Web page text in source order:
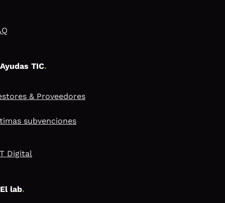
Ayudas TIC.
& Proveedores
subvenciones
Digital
El lab.